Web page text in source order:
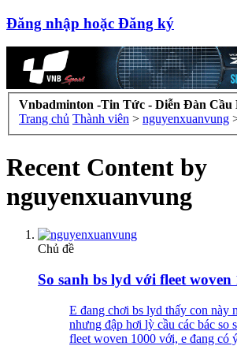
Đăng nhập hoặc Đăng ký
Vnbadminton -Tin Tức - Diễn Đàn Cầu
Trang chủ Thành viên > nguyenxuanvung
Recent Content by
nguyenxuanvung
Chủ đề
So sanh bs lyd với fleet woven
E đang chơi bs lyd thấy con này
nhưng đập hơi lỳ cầu các bác so
fleet woven 1000 với, e đang có